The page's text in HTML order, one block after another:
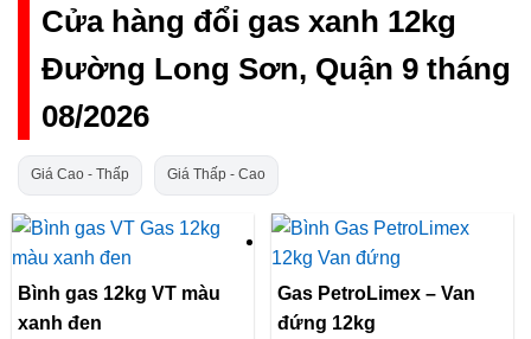
Cửa hàng đổi gas xanh 12kg
Đường Long Sơn, Quận 9 tháng
08/2026
Giá Cao - Thấp Giá Thấp - Cao
Bình gas 12kg VT màu
xanh đen
Gas PetroLimex – Van
đứng 12kg